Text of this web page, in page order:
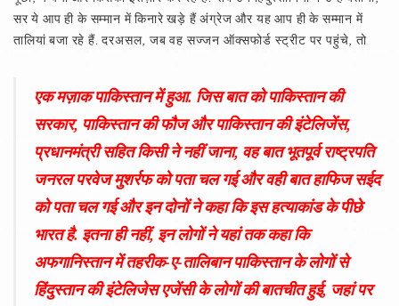
सर ये आप ही के सम्मान में किनारे खड़े हैं अंग्रेज और यह आप ही के सम्मान में
तालियां बजा रहे हैं. दरअसल, जब वह सज्जन ऑक्सफोर्ड स्ट्रीट पर पहुंचे, तो
एक मज़ाक पाकिस्तान में हुआ. जिस बात को पाकिस्तान की
सरकार, पाकिस्तान की फौज और पाकिस्तान की इंटेलिजेंस,
प्रधानमंत्री सहित किसी ने नहीं जाना, वह बात भूतपूर्व राष्ट्रपति
जनरल परवेज मुशर्रफ को पता चल गई और वही बात हाफिज सईद
को पता चल गई और इन दोनों ने कहा कि इस हत्याकांड के पीछे
भारत है. इतना ही नहीं, इन लोगों ने यहां तक कहा कि
अफगानिस्तान में तहरीक-ए-तालिबान पाकिस्तान के लोगों से
हिंदुस्तान की इंटेलिजेस एजेंसी के लोगों की बातचीत हुई, जहां पर